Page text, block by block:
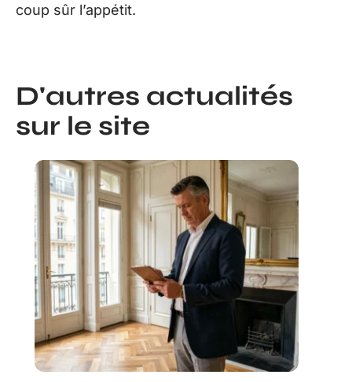
coup sûr l’appétit.
D'autres actualités
sur le site